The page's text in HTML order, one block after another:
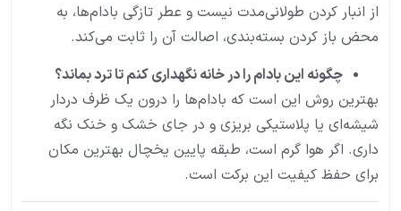
از انبار کردن طولانی‌مدت نیست و عطر تازگی بادام‌ها، به
محض باز کردن بسته‌بندی، اصالت آن را ثابت می‌کند.
چگونه این بادام را در خانه نگهداری کنم تا ترد بماند؟
بهترین روش این است که بادام‌ها را درون یک ظرف دردار
شیشه‌ای یا پلاستیکی بریزی و در جای خشک و خنک نگه
داری. اگر هوا گرم است، طبقه پایین یخچال بهترین مکان
برای حفظ کیفیت این برکت است.